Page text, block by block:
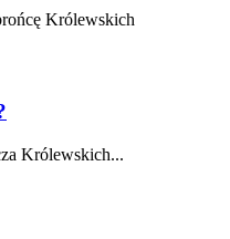
Królewskich
Królewskich...